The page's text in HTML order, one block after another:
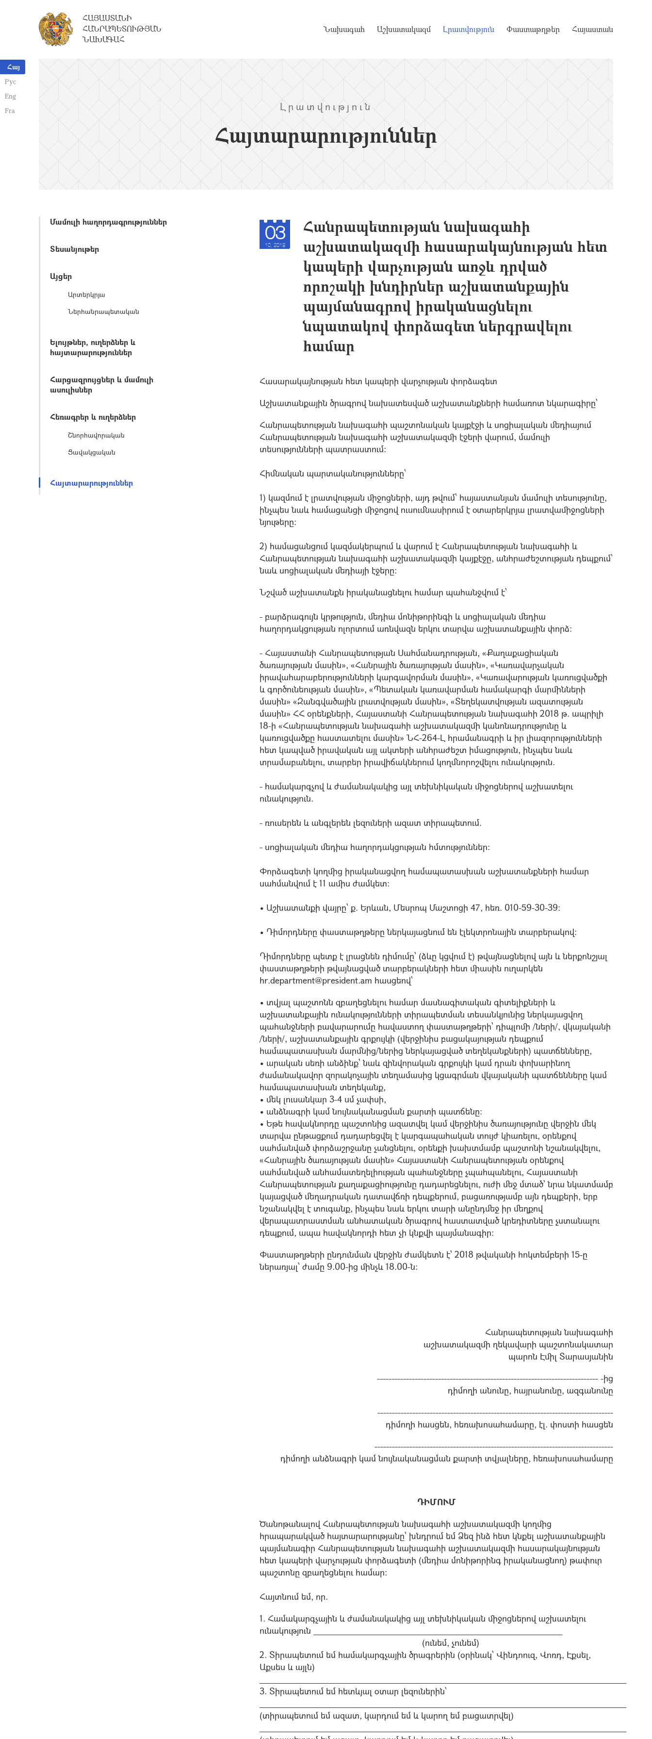
Հայ
Рус
Eng
Fra
ՀԱՅԱՍՏԱՆԻ
ՀԱՆՐԱՊԵՏՈՒԹՅԱՆ
ՆԱԽԱԳԱՀ
Նախագահ Աշխատակազմ Լրատվություն Փաստաթղթեր Հայաստան
Լրատվություն
Հայտարարություններ
Մամուլի հաղորդագրություններ
Տեսանյութեր
Այցեր
Արտերկրյա
Ներհանրապետական
Ելույթներ, ուղերձներ և
հայտարարություններ
Հարցազրույցներ և մամուլի
ասուլիսներ
Հեռագրեր և ուղերձներ
Շնորհավորական
Ցավակցական
Հայտարարություններ
03
10, 2018
Հանրապետության նախագահի
աշխատակազմի հասարակայնության հետ
կապերի վարչության առջև դրված
որոշակի խնդիրներ աշխատանքային
պայմանագրով իրականացնելու
նպատակով փորձագետ ներգրավելու
համար
Հասարակայնության հետ կապերի վարչության փորձագետ
Աշխատանքային ծրագրով նախատեսված աշխատանքների համառոտ նկարագիրը՝
Հանրապետության նախագահի պաշտոնական կայքէջի և սոցիալական մեդիայում
Հանրապետության նախագահի աշխատակազմի էջերի վարում, մամուլի
տեսությունների պատրաստում:
Հիմնական պարտականությունները՝
1) կազմում է լրատվության միջոցների, այդ թվում` հայաստանյան մամուլի տեսությունը,
ինչպես նաև համացանցի միջոցով ուսումնասիրում է oտարերկրյա լրատվամիջոցների
նյութերը:
2) hամացանցում կազմակերպում և վարում է Հանրապետության նախագահի և
Հանրապետության նախագահի աշխատակազմի կայքէջը, անհրաժեշտության դեպքում՝
նաև սոցիալական մեդիայի էջերը:
Նշված աշխատանքն իրականացնելու համար պահանջվում է՝
- բարձրագույն կրթություն, մեդիա մոնիթորինգի և սոցիալական մեդիա
հաղորդակցության ոլորտում առնվազն երկու տարվա աշխատանքային փորձ:
- Հայաստանի Հանրապետության Սահմանադրության, «Քաղաքացիական
ծառայության մասին», «Հանրային ծառայության մասին», «Կառավարչական
իրավահարաբերությունների կարգավորման մասին», «Կառավարության կառուցվածքի
և գործունեության մասին», «Պետական կառավարման համակարգի մարմինների
մասին» «Զանգվածային լրատվության մասին», «Տեղեկատվության ազատության
մասին» ՀՀ օրենքների, Հայաստանի Հանրապետության նախագահի 2018 թ. ապրիլի
18-ի «Հանրապետության նախագահի աշխատակազմի կանոնադրությունը և
կառուցվածքը հաստատելու մասին» ՆՀ-264-Լ հրամանագրի և իր լիազորությունների
հետ կապված իրավական այլ ակտերի անհրաժեշտ իմացություն, ինչպես նաև
տրամաբանելու, տարբեր իրավիճակներում կողմնորոշվելու ունակություն.
- համակարգչով և ժամանակակից այլ տեխնիկական միջոցներով աշխատելու
ունակություն.
- ռուսերեն և անգլերեն լեզուների ազատ տիրապետում.
- սոցիալական մեդիա հաղորդակցության հմտություններ:
Փորձագետի կողմից իրականացվող համապատասխան աշխատանքների համար
սահմանվում է 11 ամիս ժամկետ:
• Աշխատանքի վայրը՝ ք. Երևան, Մեսրոպ Մաշտոցի 47, հեռ. 010-59-30-39:
• Դիմորդները փաստաթղթերը ներկայացնում են էլեկտրոնային տարբերակով:
Դիմորդները պետք է լրացնեն դիմումը՝ (ձևը կցվում է) թվայնացնելով այն և ներքոնշյալ
փաստաթղթերի թվայնացված տարբերակների հետ միասին ուղարկեն
hr.department@president.am հասցեով՝
• տվյալ պաշտոնն զբաղեցնելու համար մասնագիտական գիտելիքների և
աշխատանքային ունակությունների տիրապետման տեսանկյունից ներկայացվող
պահանջների բավարարումը հավաստող փաստաթղթերի՝ դիպլոմի /ների/, վկայականի
/ների/, աշխատանքային գրքույկի (վերջինիս բացակայության դեպքում
համապատասխան մարմնից/ներից ներկայացված տեղեկանքների) պատճենները,
• արական սեռի անձինք՝ նաև զինվորական գրքույկի կամ դրան փոխարինող
ժամանակավոր զորակոչային տեղամասից կցագրման վկայականի պատճենները կամ
համապատասխան տեղեկանք,
• մեկ լուսանկար 3-4 սմ չափսի,
• անձնագրի կամ նույնականացման քարտի պատճենը:
• Եթե հավակնորդը պաշտոնից ազատվել կամ վերջինիս ծառայությունը վերջին մեկ
տարվա ընթացքում դադարեցվել է կարգապահական տույժ կիառելու, օրենքով
սահմանված փորձաշրջանը չանցնելու, օրենքի խախտմամբ պաշտոնի նշանակվելու,
«Հանրային ծառայության մասին» Հայաստանի Հանրապետության օրենքով
սահմանված անհամատեղելիության պահանջները չպահպանելու, Հայաստանի
Հանրապետության քաղաքացիությունը դադարեցնելու, ուժի մեջ մտած՝ նրա նկատմամբ
կայացված մեղադրական դատավճռի դեպքերում, բացառությամբ այն դեպքերի, երբ
նշանակվել է տուգանք, ինչպես նաև երկու տարի անընդմեջ իր մեղքով
վերապատրաստման անհատական ծրագրով հաստատված կրեդիտները չստանալու
դեպքում, ապա հավակնորդի հետ չի կնքվի պայմանագիր:
Փաստաթղթերի ընդունման վերջին ժամկետն է՝ 2018 թվականի հոկտեմբերի 15-ը
ներառյալ՝ ժամը 9.00-ից մինչև 18.00-ն:
Հանրապետության նախագահի
աշխատակազմի ղեկավարի պաշտոնակատար
պարոն Էմիլ Տարասյանին
---------------------------------------------------------------------------- -ից
դիմողի անունը, հայրանունը, ազգանունը
---------------------------------------------------------------------------------
դիմողի հասցեն, հեռախոսահամարը, էլ. փոստի հասցեն
----------------------------------------------------------------------------------
դիմողի անձնագրի կամ նույնականացման քարտի տվյալները, հեռախոսահամարը
ԴԻՄՈՒՄ
Ծանոթանալով Հանրապետության նախագահի աշխատակազմի կողմից
հրապարակված հայտարարությանը՝ խնդրում եմ Ձեզ ինձ հետ կնքել աշխատանքային
պայմանագիր Հանրապետության նախագահի աշխատակազմի հասարակայնության
հետ կապերի վարչության փորձագետի (մեդիա մոնիթորինգ իրականացնող) թափուր
պաշտոնը զբաղեցնելու համար:
Հայտնում եմ, որ.
1. Համակարգչային և ժամանակակից այլ տեխնիկական միջոցներով աշխատելու
ունակություն _________________________________________________________
(ունեմ, չունեմ)
2. Տիրապետում եմ համակարգչային ծրագրերին (օրինակ՝ Վինդոուզ, Վոռդ, Էքսել,
Աքսես և այլն)
3. Տիրապետում եմ հետևյալ օտար լեզուներին՝
(տիրապետում եմ ազատ, կարդում եմ և կարող եմ բացատրվել)